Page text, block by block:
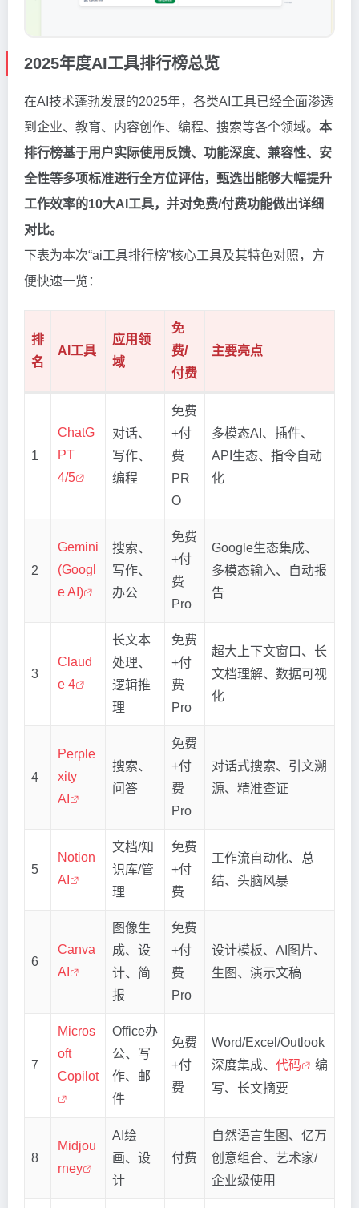
2025年度AI工具排行榜总览
在AI技术蓬勃发展的2025年，各类AI工具已经全面渗透
到企业、教育、内容创作、编程、搜索等各个领域。 本
排行榜基于用户实际使用反馈、功能深度、兼容性、安
全性等多项标准进行全方位评估，甄选出能够大幅提升
工作效率的10大AI工具，并对免费/付费功能做出详细
对比。
下表为本次“ai工具排行榜”核心工具及其特色对照，方
便快速一览：
排
名
AI工具
应用领
域
免
费/
付费
主要亮点
1
ChatG
PT
4/5
对话、
写作、
编程
免费
+付
费
PR
O
多模态AI、插件、
API生态、指令自动
化
2
Gemini
(Googl
e AI)
搜索、
写作、
办公
免费
+付
费
Pro
Google生态集成、
多模态输入、自动报
告
3
Claud
e 4
长文本
处理、
逻辑推
理
免费
+付
费
Pro
超大上下文窗口、长
文档理解、数据可视
化
4
Perple
xity
AI
搜索、
问答
免费
+付
费
Pro
对话式搜索、引文溯
源、精准查证
5
Notion
AI
文档/知
识库/管
理
免费
+付
费
工作流自动化、总
结、头脑风暴
6
Canva
AI
图像生
成、设
计、简
报
免费
+付
费
Pro
设计模板、AI图片、
生图、演示文稿
7
Micros
oft
Copilot
Office办
公、写
作、邮
件
免费
+付
费
Word/Excel/Outlook
深度集成、 代码
编
写、长文摘要
8
Midjou
rney
AI绘
画、设
计
付费
自然语言生图、亿万
创意组合、艺术家/
企业级使用